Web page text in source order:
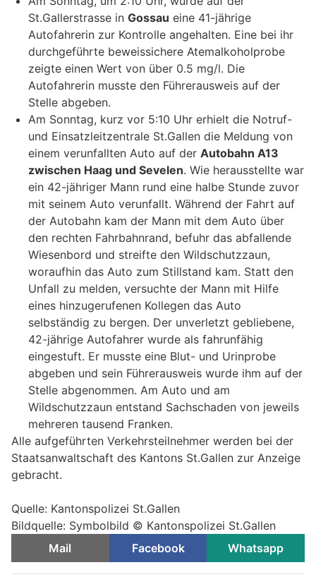
St.Gallerstrasse in Gossau eine 41-jährige
Autofahrerin zur Kontrolle angehalten. Eine bei ihr
durchgeführte beweissichere Atemalkoholprobe
zeigte einen Wert von über 0.5 mg/l. Die
Autofahrerin musste den Führerausweis auf der
Stelle abgeben.
Am Sonntag, kurz vor 5:10 Uhr erhielt die Notruf-
und Einsatzleitzentrale St.Gallen die Meldung von
einem verunfallten Auto auf der Autobahn A13
zwischen Haag und Sevelen. Wie herausstellte war
ein 42-jähriger Mann rund eine halbe Stunde zuvor
mit seinem Auto verunfallt. Während der Fahrt auf
der Autobahn kam der Mann mit dem Auto über
den rechten Fahrbahnrand, befuhr das abfallende
Wiesenbord und streifte den Wildschutzzaun,
woraufhin das Auto zum Stillstand kam. Statt den
Unfall zu melden, versuchte der Mann mit Hilfe
eines hinzugerufenen Kollegen das Auto
selbständig zu bergen. Der unverletzt gebliebene,
42-jährige Autofahrer wurde als fahrunfähig
eingestuft. Er musste eine Blut- und Urinprobe
abgeben und sein Führerausweis wurde ihm auf der
Stelle abgenommen. Am Auto und am
Wildschutzzaun entstand Sachschaden von jeweils
mehreren tausend Franken.
Alle aufgeführten Verkehrsteilnehmer werden bei der
Staatsanwaltschaft des Kantons St.Gallen zur Anzeige
gebracht.
Quelle: Kantonspolizei St.Gallen
Bildquelle: Symbolbild © Kantonspolizei St.Gallen
Mail
Facebook Whatsapp